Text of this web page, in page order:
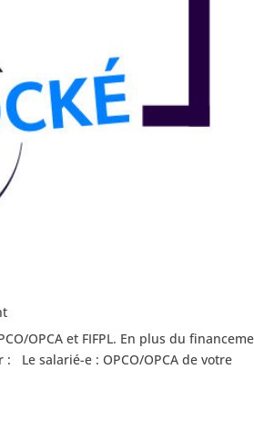
OPCA et FIFPL. En plus du
Le salarié-e : OPCO/OPCA de votre